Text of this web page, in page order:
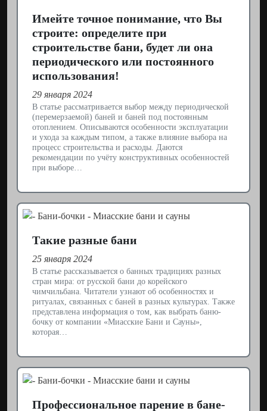
Имейте точное понимание, что Вы
строите: определите при
строительстве бани, будет ли она
периодического или постоянного
использования!
29 января 2024
В статье рассматривается выбор между периодической
(перемерзаемой) баней и баней под постоянным
отоплением. Описываются особенности эксплуатации
и ухода за каждым типом, а также влияние выбора на
процесс строительства и расходы. Даются
рекомендации по учёту конструктивных особенностей
при выборе…
Такие разные бани
25 января 2024
В статье рассказывается о банных традициях разных
стран мира: от русской бани до корейского
чимчильбана. Читатели узнают об особенностях и
ритуалах, связанных с баней в разных культурах. Также
представлена информация о том, как выбрать баню-
бочку от компании «Миасские Бани и Сауны»,
которая…
Профессиональное парение в бане-